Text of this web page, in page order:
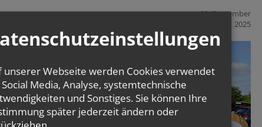
08. September
2025
unserer Webseite werden Cookies verwendet
Media, Analyse, systemtechnische
und Sonstiges. Sie können Ihre
später jederzeit ändern oder